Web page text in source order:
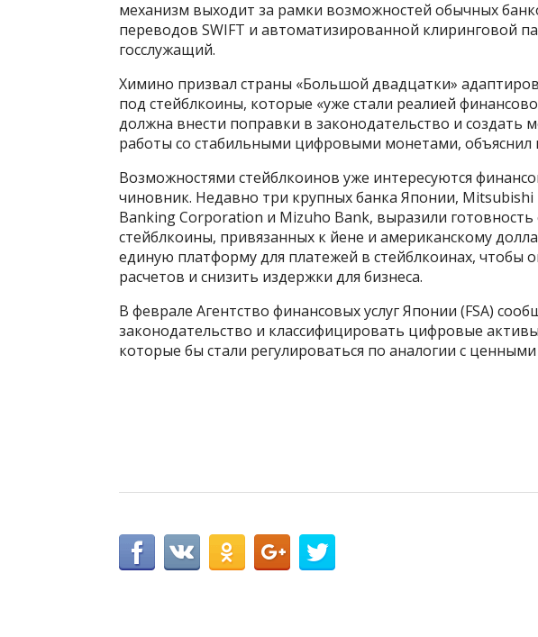
механизм выходит за рамки возможностей обычных
переводов SWIFT и автоматизированной клиринговой
госслужащий.
Химино призвал страны «Большой двадцатки»
под стейблкоины, которые «уже стали реалией
должна внести поправки в законодательство и создать
работы со стабильными цифровыми монетами, объяснил
Возможностями стейблкоинов уже интересуются
чиновник. Недавно три крупных банка Японии, Mitsubishi
Banking Corporation и Mizuho Bank, выразили готовность
стейблкоины, привязанных к йене и американскому
единую платформу для платежей в стейблкоинах, чтобы
расчетов и снизить издержки для бизнеса.
В феврале Агентство финансовых услуг Японии (FSA)
законодательство и классифицировать цифровые
которые бы стали регулироваться по аналогии с